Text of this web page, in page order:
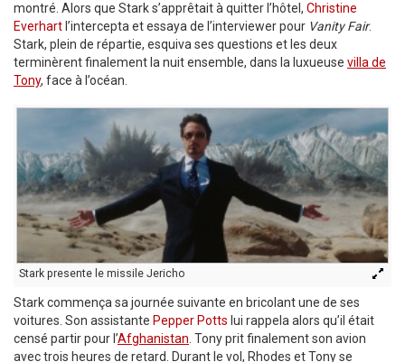
montré. Alors que Stark s’apprêtait à quitter l’hôtel, Christine
Everhart l’intercepta et essaya de l’interviewer pour Vanity Fair.
Stark, plein de répartie, esquiva ses questions et les deux
terminèrent finalement la nuit ensemble, dans la luxueuse villa de
Tony, face à l’océan.
Stark presente le missile Jericho
Stark commença sa journée suivante en bricolant une de ses
voitures. Son assistante Pepper Potts lui rappela alors qu’il était
censé partir pour l’Afghanistan. Tony prit finalement son avion
avec trois heures de retard. Durant le vol, Rhodes et Tony se